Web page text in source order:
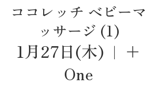
ココレッチ ベビーマ
ッサージ (1)
1月27日(木)
  |
＋
One